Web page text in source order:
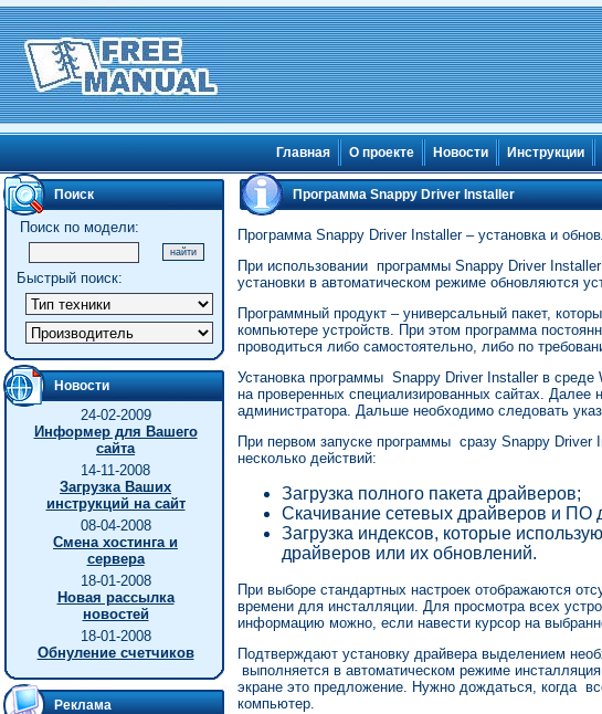
Главная О проекте Новости Инструкции
Поиск
Поиск по модели:
Быстрый поиск:
Новости
24-02-2009
Информер для Вашего
сайта
14-11-2008
Загрузка Ваших
инструкций на сайт
08-04-2008
Смена хостинга и
сервера
18-01-2008
Новая рассылка
новостей
18-01-2008
Обнуление счетчиков
Реклама
Программа Snappy Driver Installer
Программа Snappy Driver Installer – установка и
При использовании программы Snappy Driver
установки в автоматическом режиме обновляются
Программный продукт – универсальный пакет,
компьютере устройств. При этом программа
проводиться либо самостоятельно, либо по
Установка программы Snappy Driver Installer в среде
на проверенных специализированных сайтах. Далее
администратора. Дальше необходимо следовать
При первом запуске программы сразу Snappy
несколько действий:
Загрузка полного пакета драйверов;
Скачивание сетевых драйверов и ПО
Загрузка индексов, которые
драйверов или их обновлений.
При выборе стандартных настроек отображаются
времени для инсталляции. Для просмотра всех
информацию можно, если навести курсор на
Подтверждают установку драйвера выделением
выполняется в автоматическом режиме
экране это предложение. Нужно дождаться, когда
компьютер.